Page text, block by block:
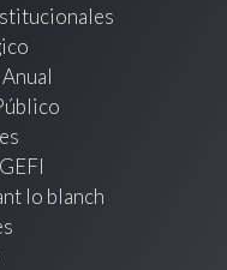
lo blanch